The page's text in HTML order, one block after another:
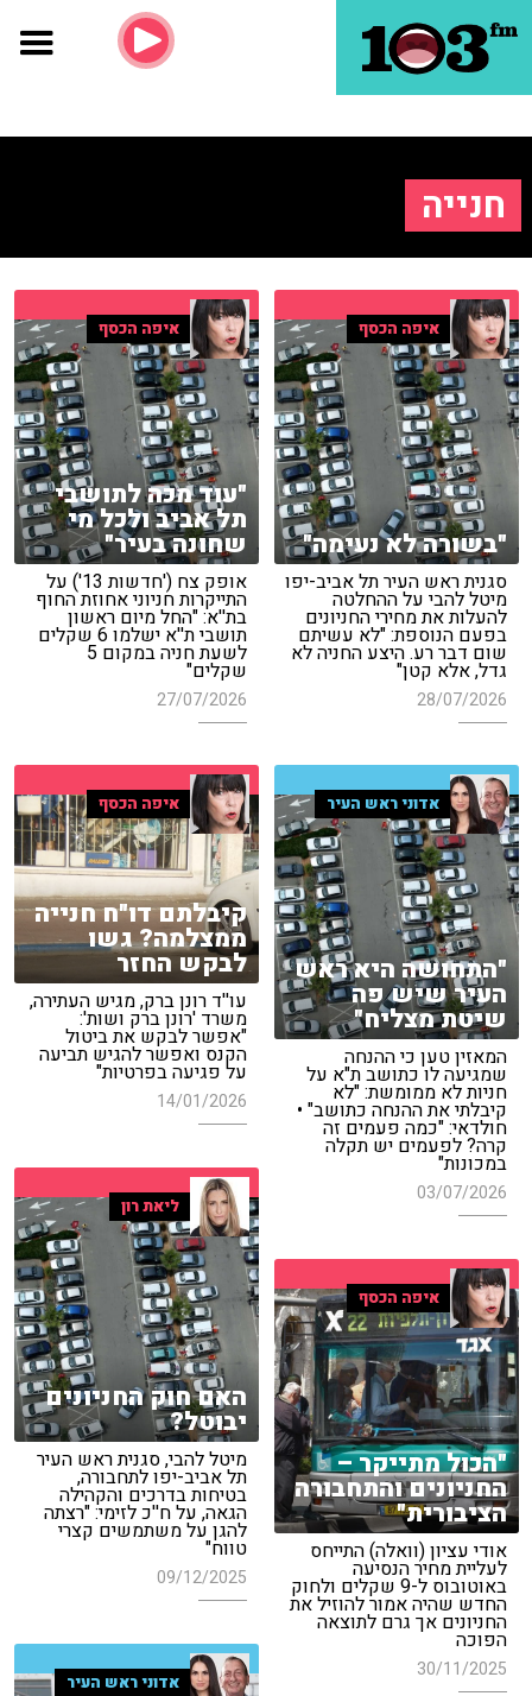
חנייה
איפה הכסף
"בשורה לא נעימה"
סגנית ראש העיר תל אביב-יפו
מיטל להבי על ההחלטה
להעלות את מחירי החניונים
בפעם הנוספת: "לא עשיתם
שום דבר רע. היצע החניה לא
גדל, אלא קטן"
28/07/2026
איפה הכסף
"עוד מכה לתושבי
תל אביב ולכל מי
שחונה בעיר"
אופק צח ('חדשות 13') על
התייקרות חניוני אחוזת החוף
בת''א: "החל מיום ראשון
תושבי ת''א ישלמו 6 שקלים
לשעת חניה במקום 5
שקלים"
27/07/2026
אדוני ראש העיר
"התחושה היא ראש
העיר שיש פה
שיטת מצליח"
המאזין טען כי ההנחה
שמגיעה לו כתושב ת"א על
חניות לא ממומשת: "לא
קיבלתי את ההנחה כתושב" •
חולדאי: "כמה פעמים זה
קרה? לפעמים יש תקלה
במכונות"
03/07/2026
איפה הכסף
קיבלתם דו"ח חנייה
ממצלמה? גשו
לבקש החזר
עו''ד רונן ברק, מגיש העתירה,
משרד 'רונן ברק ושות':
"אפשר לבקש את ביטול
הקנס ואפשר להגיש תביעה
על פגיעה בפרטיות"
14/01/2026
ליאת רון
האם חוק החניונים
יבוטל?
מיטל להבי, סגנית ראש העיר
תל אביב-יפו לתחבורה,
בטיחות בדרכים והקהילה
הגאה, על ח''כ לזימי: "רצתה
להגן על משתמשים קצרי
טווח"
09/12/2025
איפה הכסף
"הכול מתייקר –
החניונים והתחבורה
הציבורית"
אודי עציון (וואלה) התייחס
לעליית מחיר הנסיעה
באוטובוס ל-9 שקלים ולחוק
החדש שהיה אמור להוזיל את
החניונים אך גרם לתוצאה
הפוכה
30/11/2025
אדוני ראש העיר